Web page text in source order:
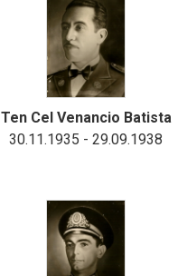
Ten Cel Venancio Batista
30.11.1935 - 29.09.1938